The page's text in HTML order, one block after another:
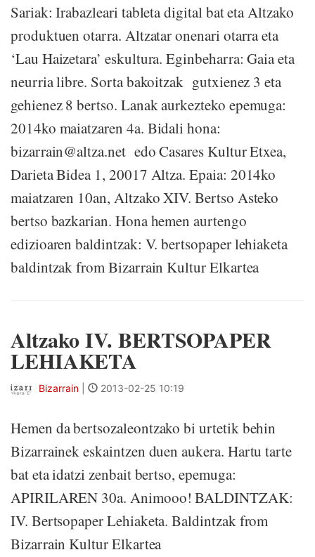
Sariak: Irabazleari tableta digital bat eta Altzako
produktuen otarra. Altzatar onenari otarra eta
‘Lau Haizetara’ eskultura. Eginbeharra: Gaia eta
neurria libre. Sorta bakoitzak gutxienez 3 eta
gehienez 8 bertso. Lanak aurkezteko epemuga:
2014ko maiatzaren 4a. Bidali hona:
bizarrain@altza.net edo Casares Kultur Etxea,
Darieta Bidea 1, 20017 Altza. Epaia: 2014ko
maiatzaren 10an, Altzako XIV. Bertso Asteko
bertso bazkarian. Hona hemen aurtengo
edizioaren baldintzak: V. bertsopaper lehiaketa
baldintzak from Bizarrain Kultur Elkartea
Altzako IV. BERTSOPAPER
LEHIAKETA
Bizarrain 2013-02-25 10:19
Hemen da bertsozaleontzako bi urtetik behin
Bizarrainek eskaintzen duen aukera. Hartu tarte
bat eta idatzi zenbait bertso, epemuga:
APIRILAREN 30a. Animooo! BALDINTZAK:
IV. Bertsopaper Lehiaketa. Baldintzak from
Bizarrain Kultur Elkartea